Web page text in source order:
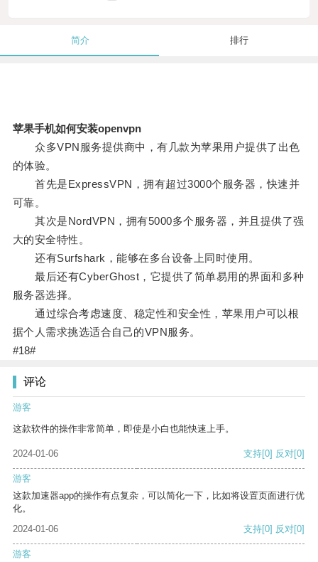
简介 排行
苹果手机如何安装openvpn
众多VPN服务提供商中，有几款为苹果用户提供了出色
的体验。
首先是ExpressVPN，拥有超过3000个服务器，快速并
可靠。
其次是NordVPN，拥有5000多个服务器，并且提供了强
大的安全特性。
还有Surfshark，能够在多台设备上同时使用。
最后还有CyberGhost，它提供了简单易用的界面和多种
服务器选择。
通过综合考虑速度、稳定性和安全性，苹果用户可以根
据个人需求挑选适合自己的VPN服务。
#18#
评论
游客
这款软件的操作非常简单，即使是小白也能快速上手。
2024-01-06 支持[0] 反对[0]
游客
这款加速器app的操作有点复杂，可以简化一下，比如将设置页面进行优
化。
2024-01-06
支持[0] 反对[0]
游客